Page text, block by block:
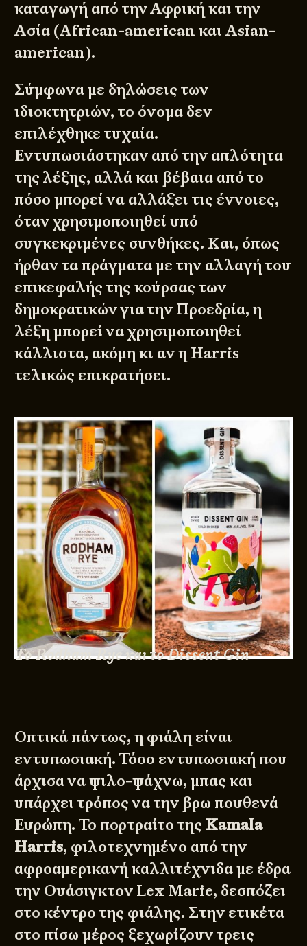
καταγωγή από την Αφρική και την
Ασία (African-american και Asian-
american).
Σύμφωνα με δηλώσεις των
ιδιοκτητριών, το όνομα δεν
επιλέχθηκε τυχαία.
Εντυπωσιάστηκαν από την απλότητα
της λέξης, αλλά και βέβαια από το
πόσο μπορεί να αλλάξει τις έννοιες,
όταν χρησιμοποιηθεί υπό
συγκεκριμένες συνθήκες. Και, όπως
ήρθαν τα πράγματα με την αλλαγή του
επικεφαλής της κούρσας των
δημοκρατικών για την Προεδρία, η
λέξη μπορεί να χρησιμοποιηθεί
κάλλιστα, ακόμη κι αν η Harris
τελικώς επικρατήσει.
Το Rodham Rye και το Dissent Gin
Οπτικά πάντως, η φιάλη είναι
εντυπωσιακή. Τόσο εντυπωσιακή που
άρχισα να ψιλο-ψάχνω, μπας και
υπάρχει τρόπος να την βρω πουθενά
Ευρώπη. Το πορτραίτο της Kamala
Harris, φιλοτεχνημένο από την
αφροαμερικανή καλλιτέχνιδα με έδρα
την Ουάσιγκτον Lex Marie, δεσπόζει
στο κέντρο της φιάλης. Στην ετικέτα
στο πίσω μέρος ξεχωρίζουν τρεις